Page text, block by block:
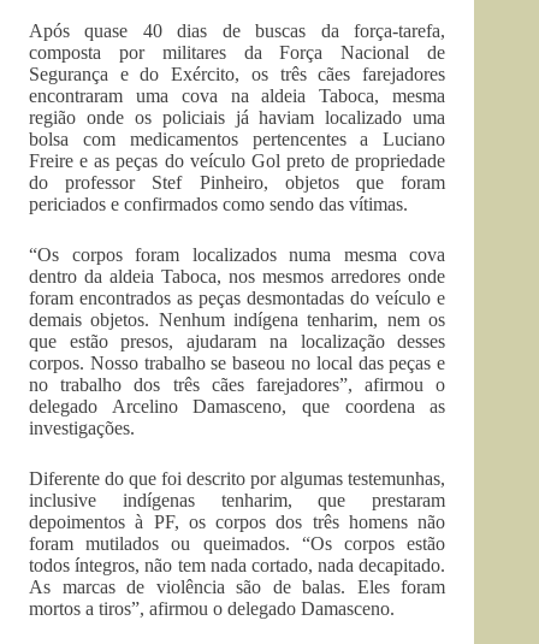
Após quase 40 dias de buscas da força-tarefa,
composta por militares da Força Nacional de
Segurança e do Exército, os três cães farejadores
encontraram uma cova na aldeia Taboca, mesma
região onde os policiais já haviam localizado uma
bolsa com medicamentos pertencentes a Luciano
Freire e as peças do veículo Gol preto de propriedade
do professor Stef Pinheiro, objetos que foram
periciados e confirmados como sendo das vítimas.
“Os corpos foram localizados numa mesma cova
dentro da aldeia Taboca, nos mesmos arredores onde
foram encontrados as peças desmontadas do veículo e
demais objetos. Nenhum indígena tenharim, nem os
que estão presos, ajudaram na localização desses
corpos. Nosso trabalho se baseou no local das peças e
no trabalho dos três cães farejadores”, afirmou o
delegado Arcelino Damasceno, que coordena as
investigações.
Diferente do que foi descrito por algumas testemunhas,
inclusive indígenas tenharim, que prestaram
depoimentos à PF, os corpos dos três homens não
foram mutilados ou queimados. “Os corpos estão
todos íntegros, não tem nada cortado, nada decapitado.
As marcas de violência são de balas. Eles foram
mortos a tiros”, afirmou o delegado Damasceno.